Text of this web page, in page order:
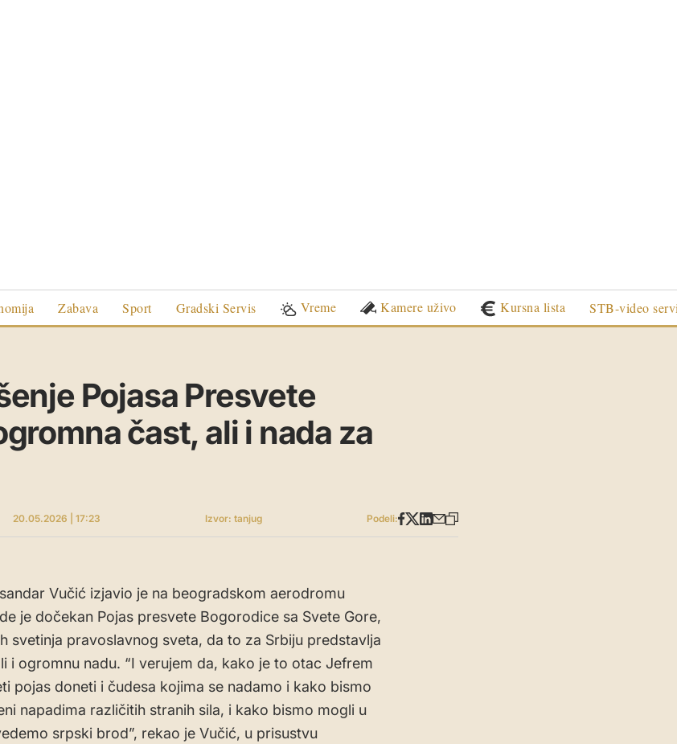
Zabava Sport Gradski Servis Vreme Kamere uživo Kursna lista STB-video
Pojasa Presvete
čast, ali i nada za
20.05.2026 | 17:23 Izvor: tanjug Podeli:
Vučić izjavio je na beogradskom aerodromu
je dočekan Pojas presvete Bogorodice sa Svete Gore,
svetinja pravoslavnog sveta, da to za Srbiju predstavlja
i ogromnu nadu. “I verujem da, kako je to otac Jefrem
pojas doneti i čudesa kojima se nadamo i kako bismo
napadima različitih stranih sila, i kako bismo mogli u
srpski brod”, rekao je Vučić, u prisustvu